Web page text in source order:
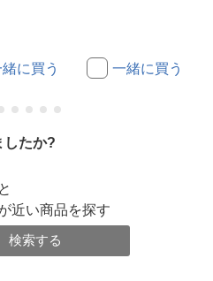
に買う 一緒に買う
したか?
近い商品を探す
検索する